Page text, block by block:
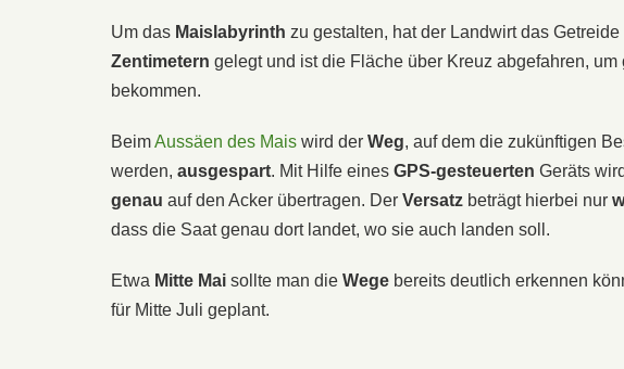
Um das Maislabyrinth zu gestalten, hat der Landwirt das
Zentimetern gelegt und ist die Fläche über Kreuz abgefahren, um
bekommen.
BeimAussäen des Mais wird der Weg, auf dem die zukünftigen
werden, ausgespart. Mit Hilfe eines GPS-gesteuerten Geräts
genau auf den Acker übertragen. Der Versatz beträgt hierbei nur
dass die Saat genau dort landet, wo sie auch landen soll.
Etwa Mitte Mai sollte man die Wege bereits deutlich erkennen
für Mitte Juli geplant.